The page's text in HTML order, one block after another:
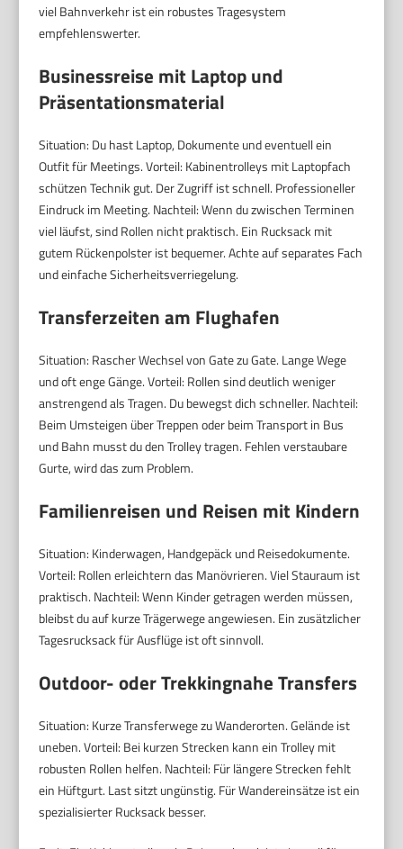
viel Bahnverkehr ist ein robustes Tragesystem
empfehlenswerter.
Businessreise mit Laptop und
Präsentationsmaterial
Situation: Du hast Laptop, Dokumente und eventuell ein
Outfit für Meetings. Vorteil: Kabinentrolleys mit Laptopfach
schützen Technik gut. Der Zugriff ist schnell. Professioneller
Eindruck im Meeting. Nachteil: Wenn du zwischen Terminen
viel läufst, sind Rollen nicht praktisch. Ein Rucksack mit
gutem Rückenpolster ist bequemer. Achte auf separates Fach
und einfache Sicherheitsverriegelung.
Transferzeiten am Flughafen
Situation: Rascher Wechsel von Gate zu Gate. Lange Wege
und oft enge Gänge. Vorteil: Rollen sind deutlich weniger
anstrengend als Tragen. Du bewegst dich schneller. Nachteil:
Beim Umsteigen über Treppen oder beim Transport in Bus
und Bahn musst du den Trolley tragen. Fehlen verstaubare
Gurte, wird das zum Problem.
Familienreisen und Reisen mit Kindern
Situation: Kinderwagen, Handgepäck und Reisedokumente.
Vorteil: Rollen erleichtern das Manövrieren. Viel Stauraum ist
praktisch. Nachteil: Wenn Kinder getragen werden müssen,
bleibst du auf kurze Trägerwege angewiesen. Ein zusätzlicher
Tagesrucksack für Ausflüge ist oft sinnvoll.
Outdoor- oder Trekkingnahe Transfers
Situation: Kurze Transferwege zu Wanderorten. Gelände ist
uneben. Vorteil: Bei kurzen Strecken kann ein Trolley mit
robusten Rollen helfen. Nachteil: Für längere Strecken fehlt
ein Hüftgurt. Last sitzt ungünstig. Für Wandereinsätze ist ein
spezialisierter Rucksack besser.